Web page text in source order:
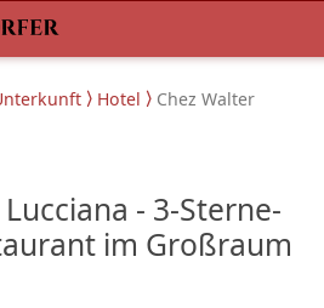
Hotel Chez Walter
- 3-Sterne-
im Großraum